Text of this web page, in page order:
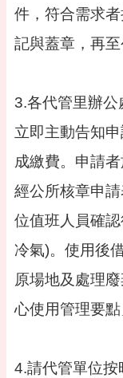
活
動
報
回
頁
網
導
覽
市
政
信
見
件，符合需求
記與蓋章，再至
3.各代管里辦
立即主動告知
成繳費。申請
經公所核章申
位值班人員確
冷氣)。使用後
原場地及處理
心使用管理要點
4.請代管單位